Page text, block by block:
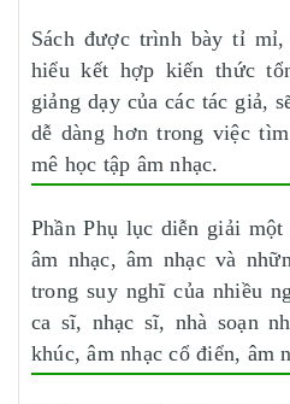
Sách được trình bày tỉ
hiểu kết hợp kiến thức
giảng dạy của các tác giả,
dễ dàng hơn trong việc
mê học tập âm nhạc.
Phần Phụ lục diễn giải
âm nhạc, âm nhạc và
trong suy nghĩ của nhiều
ca sĩ, nhạc sĩ, nhà soạn
khúc, âm nhạc cổ điển, âm